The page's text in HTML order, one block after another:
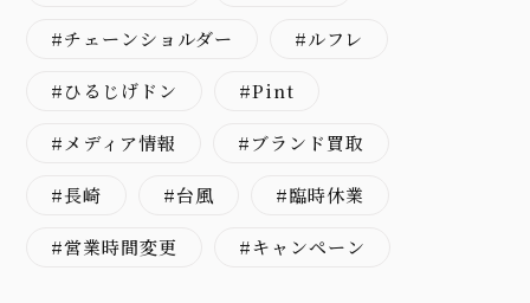
チェーンショルダー ルフレ
ひるじげドン Pint
メディア情報 ブランド買取
長崎 台風 臨時休業
営業時間変更 キャンペーン